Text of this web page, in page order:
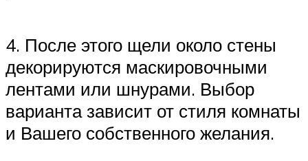
4. После этого щели около стены
декорируются маскировочными
лентами или шнурами. Выбор
варианта зависит от стиля комнаты
и Вашего собственного желания.